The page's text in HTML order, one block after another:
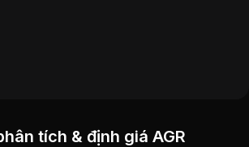
tích & định giá AGR